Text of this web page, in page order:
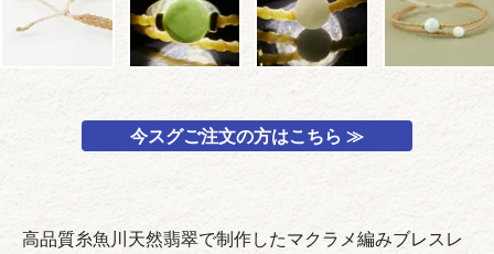
今スグご注文の方はこちら ≫
高品質糸魚川天然翡翠で制作したマクラメ編みブレスレ